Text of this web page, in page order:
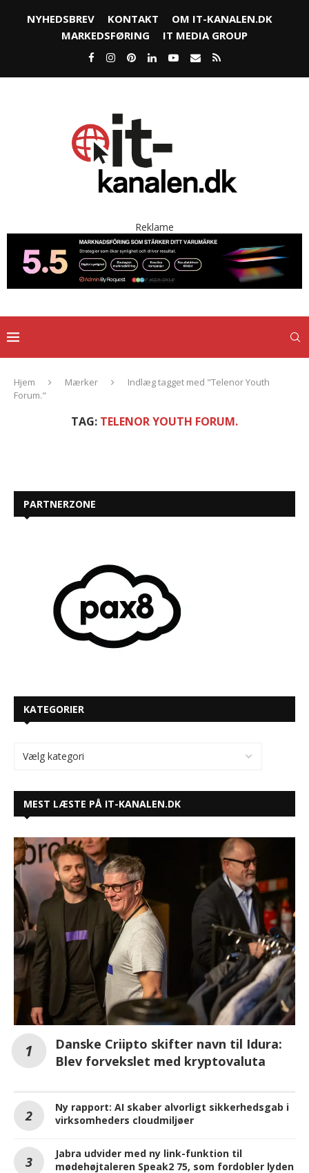
NYHEDSBREV KONTAKT
OM IT-KANALEN.DK
MARKEDSFØRING
IT MEDIA GROUP
Reklame
Hjem Mærker
Indlæg tagget med "Telenor Youth
Forum."
TAG: TELENOR YOUTH FORUM.
PARTNERZONE
KATEGORIER
MEST LÆSTE PÅ IT-KANALEN.DK
Danske Criipto skifter navn til Idura:
Blev forvekslet med kryptovaluta
Ny rapport: AI skaber alvorligt sikkerhedsgab i
virksomheders cloudmiljøer
Jabra udvider med ny link-funktion til
mødehøjtaleren Speak2 75, som fordobler lyden
REKLAME